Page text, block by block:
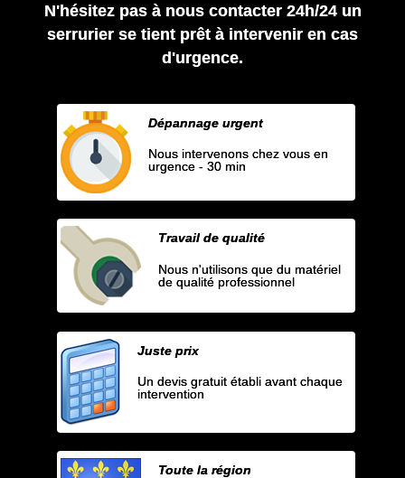
N'hésitez pas à nous contacter 24h/24 un
serrurier se tient prêt à intervenir en cas
d'urgence.
Dépannage urgent
Nous intervenons chez vous en
urgence - 30 min
Travail de qualité
Nous n'utilisons que du matériel
de qualité professionnel
Juste prix
Un devis gratuit établi avant chaque
intervention
Toute la région